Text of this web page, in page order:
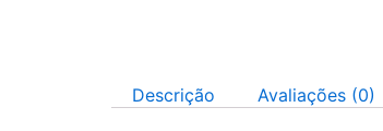
Descrição Avaliações (0)